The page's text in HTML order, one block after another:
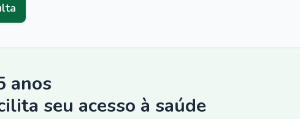
anos
seu acesso à saúde